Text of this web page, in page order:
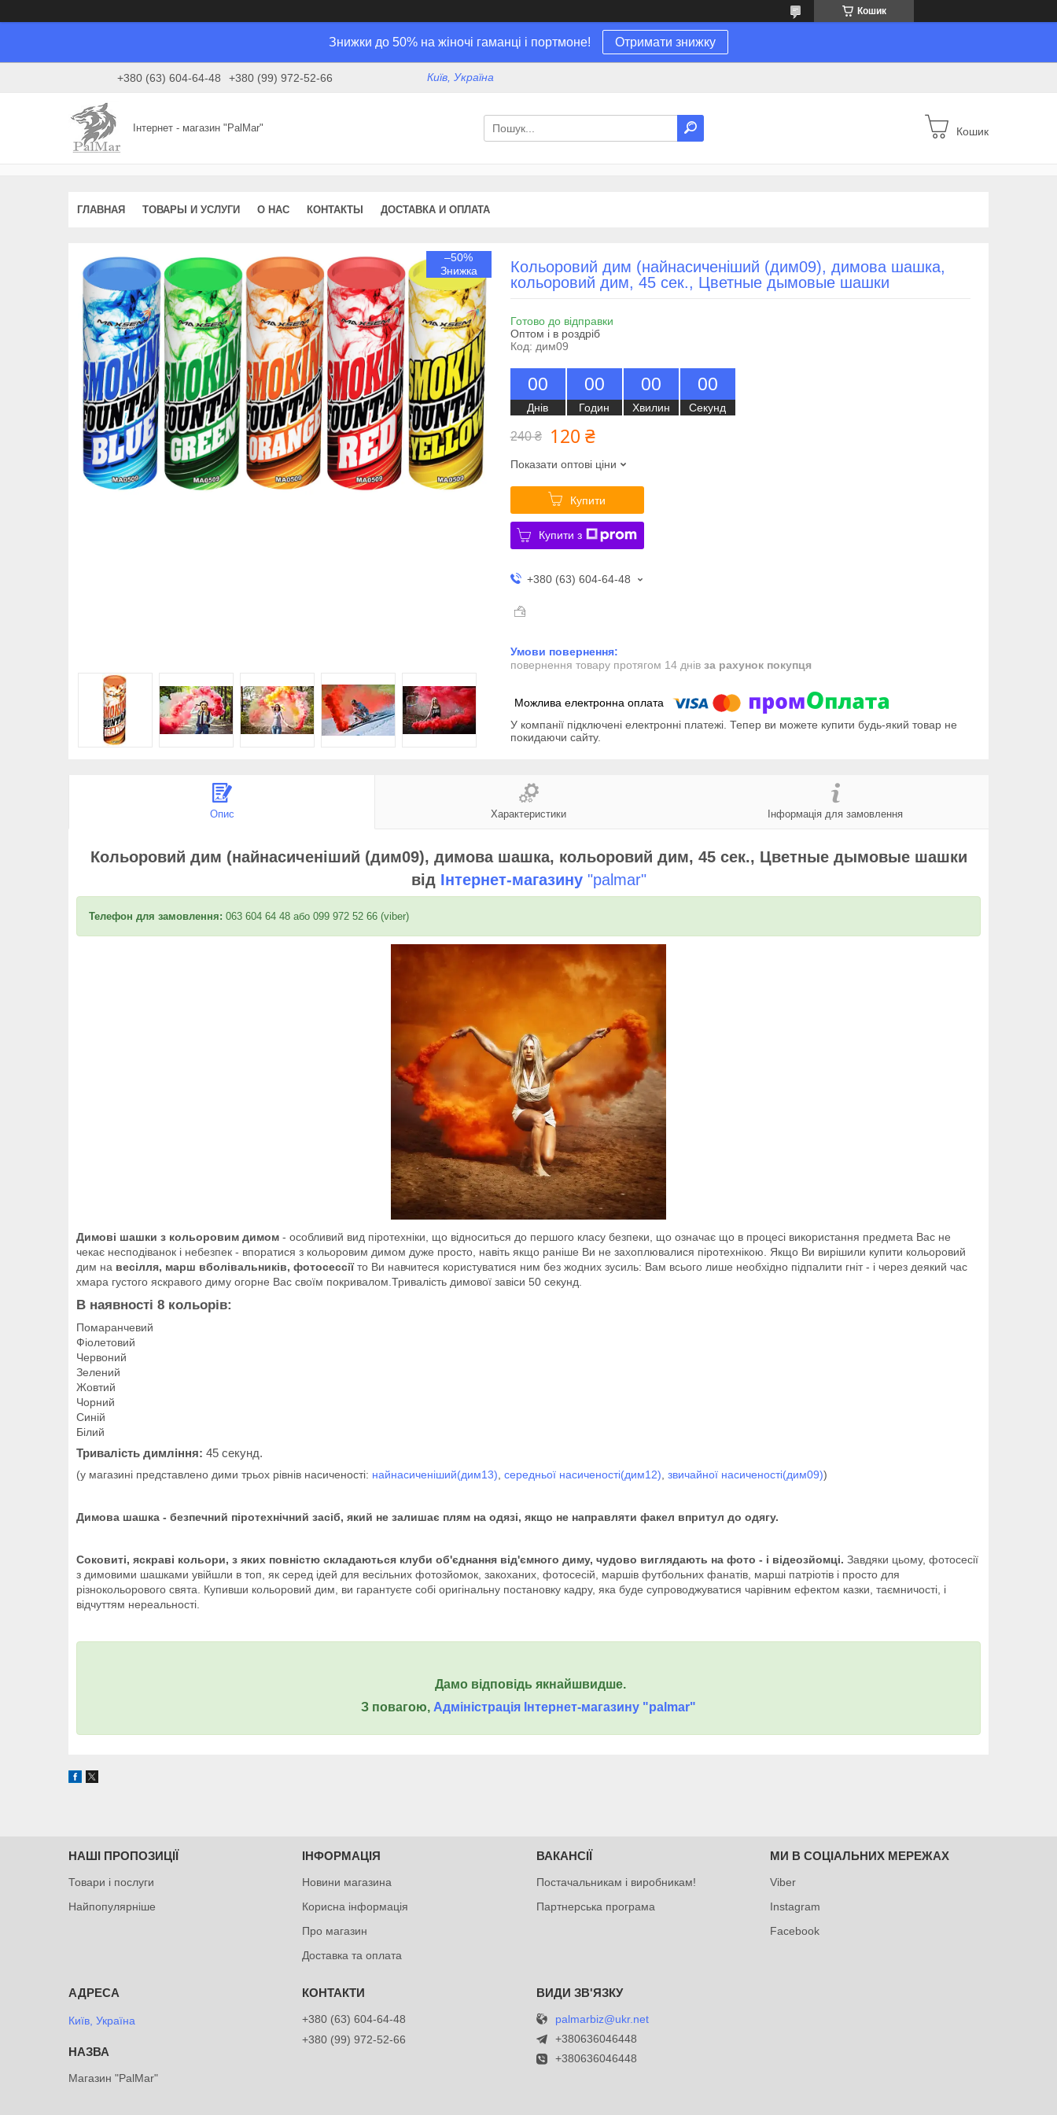
Кошик
Знижки до 50% на жіночі гаманці і портмоне! Отримати знижку
+380 (63) 604-64-48 +380 (99) 972-52-66 Київ, Україна
Інтернет - магазин "PalMar" Кошик
ГЛАВНАЯ ТОВАРЫ И УСЛУГИ О НАС КОНТАКТЫ ДОСТАВКА И ОПЛАТА
–50%
Кольоровий дим (найнасиченіший (дим09), димова шашка,
кольоровий дим, 45 сек., Цветные дымовые шашки
Готово до відправки
Оптом і в роздріб
Код: дим09
00
Днів
00
Годин
00
Хвилин
00
Секунд
240 ₴ 120 ₴
Показати оптові ціни
Купити
Купити з
+380 (63) 604-64-48
повернення товару протягом 14 днів за рахунок покупця
У компанії підключені електронні платежі. Тепер ви можете купити будь-який товар не
покидаючи сайту.
Опис Характеристики Інформація для замовлення
Кольоровий дим (найнасиченіший (дим09), димова шашка, кольоровий дим, 45 сек., Цветные дымовые шашки
від Інтернет-магазину"palmar"
Телефон для замовлення: 063 604 64 48 або 099 972 52 66 (viber)
Димові шашки з кольоровим димом - особливий вид піротехніки, що відноситься до першого класу безпеки, що означає що в процесі використання предмета Вас не
чекає несподіванок і небезпек - впоратися з кольоровим димом дуже просто, навіть якщо раніше Ви не захоплювалися піротехнікою. Якщо Ви вирішили купити кольоровий
дим на весілля, марш вболівальників, фотосессіїто Ви навчитеся користуватися ним без жодних зусиль: Вам всього лише необхідно підпалити гніт - і через деякий час
хмара густого яскравого диму огорне Вас своїм покривалом.Тривалість димової завіси 50 секунд.
В наявності 8 кольорів:
Помаранчевий
Фіолетовий
Червоний
Зелений
Жовтий
Чорний
Синій
Білий
Тривалість димління: 45 секунд.
(у магазині представлено дими трьох рівнів насиченості: найнасиченіший(дим13) середньої насиченості(дим12) звичайної насиченості(дим09))
Димова шашка - безпечний піротехнічний засіб, який не залишає плям на одязі, якщо не направляти факел впритул до одягу.
Соковиті, яскраві кольори, з яких повністю складаються клуби об'єднання від'ємного диму, чудово виглядають на фото - і відеозйомці. Завдяки цьому, фотосесії
з димовими шашками увійшли в топ, як серед ідей для весільних фотозйомок, закоханих, фотосесій, маршів футбольних фанатів, марші патріотів і просто для
різнокольорового свята. Купивши кольоровий дим, ви гарантуєте собі оригінальну постановку кадру, яка буде супроводжуватися чарівним ефектом казки, таємничості, і
відчуттям нереальності.
Дамо відповідь якнайшвидше.
З повагою, Адміністрація Інтернет-магазину "palmar"
НАШІ ПРОПОЗИЦІЇ
Товари і послуги
Найпопулярніше
ІНФОРМАЦІЯ
Новини магазина
Корисна інформація
Про магазин
Доставка та оплата
ВАКАНСІЇ
Постачальникам і виробникам!
Партнерська програма
МИ В СОЦІАЛЬНИХ МЕРЕЖАХ
Viber
Instagram
Facebook
Київ, Україна
Магазин "PalMar"
+380 (63) 604-64-48
+380 (99) 972-52-66
palmarbiz@ukr.net
+380636046448
+380636046448